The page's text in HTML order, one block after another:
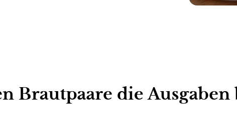
Brautpaare die Ausgaben